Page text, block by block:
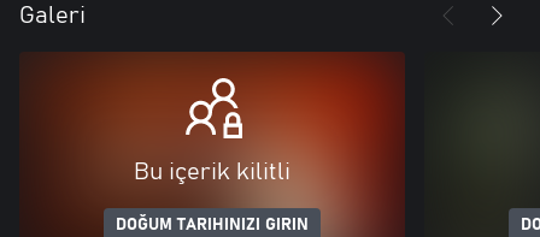
Galeri
Bu içerik kilitli
DOĞUM TARIHINIZI GIRIN